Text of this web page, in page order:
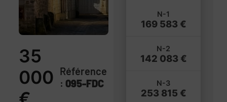
35
000 Référence
:095-FDC
N-1
169 583 €
N-2
142 083 €
N-3
253 815 €